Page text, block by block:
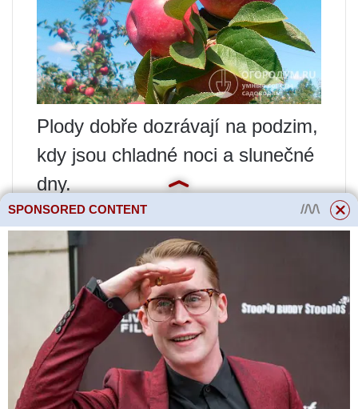
Plody dobře dozrávají na podzim,
kdy jsou chladné noci a slunečné
dny.
Za nedostatečného denního
světla mají jablka nevýraznou
barvu a měkkou dužninu a před
sklizní vykazují tendenci
opadávat.
Odrůda má slabou odolnost proti
strupovitosti. Pokud se nebudete
SPONSORED CONTENT